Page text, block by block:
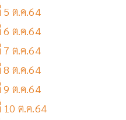
5 ต.ค.64
6 ต.ค.64
7 ต.ค.64
8 ต.ค.64
9 ต.ค.64
10 ต.ค.64